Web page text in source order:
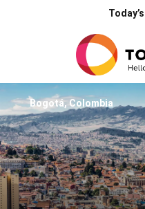
Bogotá, Colombia